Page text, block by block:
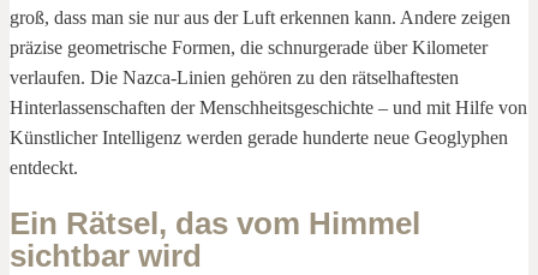
groß, dass man sie nur aus der Luft erkennen kann. Andere zeigen
präzise geometrische Formen, die schnurgerade über Kilometer
verlaufen. Die Nazca-Linien gehören zu den rätselhaftesten
Hinterlassenschaften der Menschheitsgeschichte – und mit Hilfe von
Künstlicher Intelligenz werden gerade hunderte neue Geoglyphen
entdeckt.
Ein Rätsel, das vom Himmel
sichtbar wird